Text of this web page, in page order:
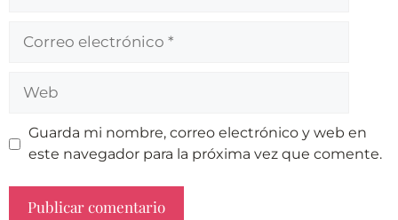
Guarda mi nombre, correo electrónico y web en
este navegador para la próxima vez que comente.